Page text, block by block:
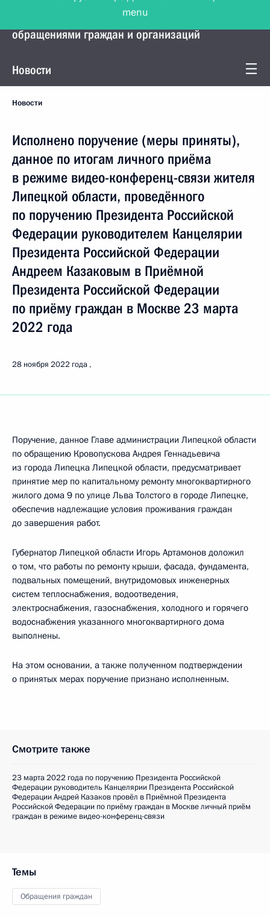
Управление Президента по работе с
обращениями граждан и организаций
Новости
Новости
Исполнено поручение (меры приняты),
данное по итогам личного приёма
в режиме видео-конференц-связи жителя
Липецкой области, проведённого
по поручению Президента Российской
Федерации руководителем Канцелярии
Президента Российской Федерации
Андреем Казаковым в Приёмной
Президента Российской Федерации
по приёму граждан в Москве 23 марта
2022 года
28 ноября 2022 года
Поручение, данное Главе администрации Липецкой области
по обращению Кровопускова Андрея Геннадьевича
из города Липецка Липецкой области, предусматривает
принятие мер по капитальному ремонту многоквартирного
жилого дома 9 по улице Льва Толстого в городе Липецке,
обеспечив надлежащие условия проживания граждан
до завершения работ.
Губернатор Липецкой области Игорь Артамонов доложил
о том, что работы по ремонту крыши, фасада, фундамента,
подвальных помещений, внутридомовых инженерных
систем теплоснабжения, водоотведения,
электроснабжения, газоснабжения, холодного и горячего
водоснабжения указанного многоквартирного дома
выполнены.
На этом основании, а также полученном подтверждении
о принятых мерах поручение признано исполненным.
Смотрите также
23 марта 2022 года по поручению Президента Российской
Федерации руководитель Канцелярии Президента Российской
Федерации Андрей Казаков провёл в Приёмной Президента
Российской Федерации по приёму граждан в Москве личный приём
граждан в режиме видео-конференц-связи
Темы
Обращения граждан
menu